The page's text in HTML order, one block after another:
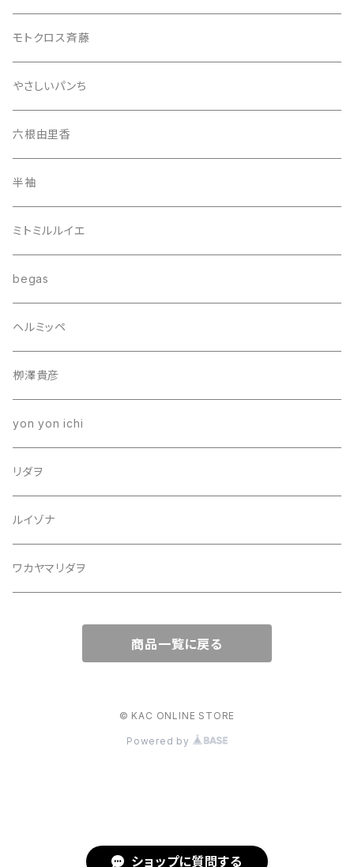
ショップに質問する
モトクロス斉藤
やさしいパンち
六根由里香
半袖
ミトミルルイエ
begas
ヘルミッペ
栁澤貴彦
yon yon ichi
リダヲ
ルイゾナ
ワカヤマリダヲ
商品一覧に戻る
© KAC ONLINE STORE
Powered by